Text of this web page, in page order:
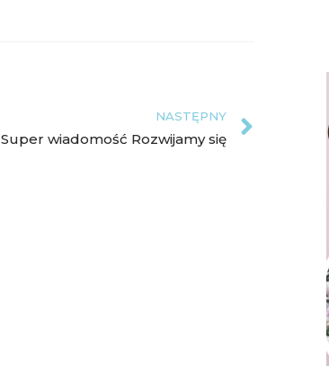
NASTĘPNY
Super wiadomość Rozwijamy się